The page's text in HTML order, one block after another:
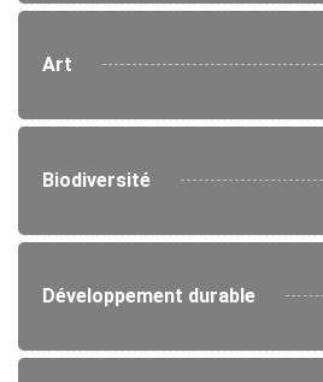
Art
Biodiversité
Développement durable